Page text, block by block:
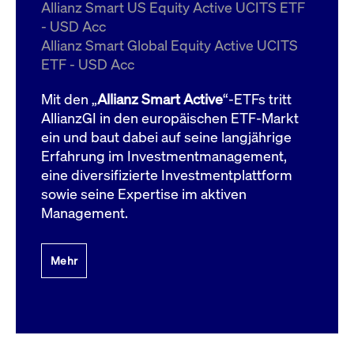
Allianz Smart US Equity Active UCITS ETF
- USD Acc
Allianz Smart Global Equity Active UCITS
ETF - USD Acc
Mit den „Allianz Smart Active“-ETFs tritt
AllianzGI in den europäischen ETF-Markt
ein und baut dabei auf seine langjährige
Erfahrung im Investmentmanagement,
eine diversifizierte Investmentplattform
sowie seine Expertise im aktiven
Management.
Mehr
ApplicationGatewayAffinityCORS
boerse.com
Domain
bis